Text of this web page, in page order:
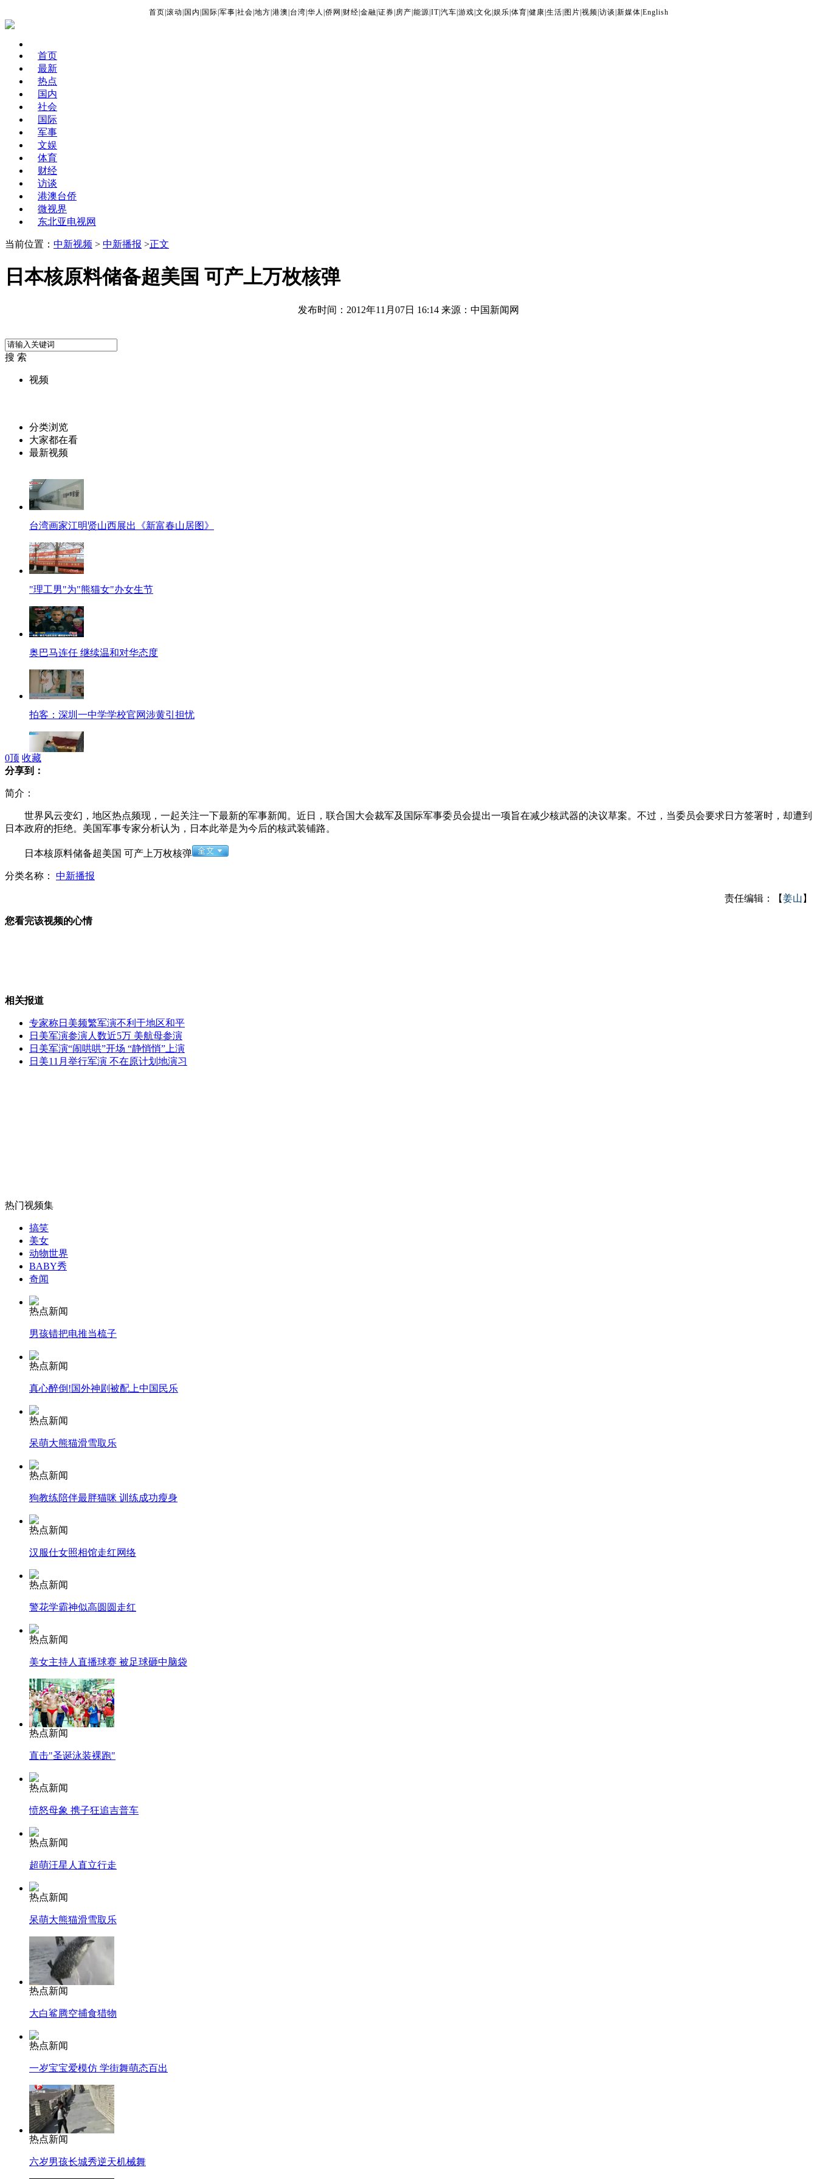
首页 滚动 国内 国际 军事 社会 地方 港澳 台湾 华人 侨网 财经 金融 证券 房产 能源 IT| 汽车 游戏 文化 娱乐 体育 健康 生活 图片 视频 访谈 新媒体 English
首页
最新
热点
国内
社会
国际
军事
文娱
体育
财经
访谈
港澳台侨
微视界
东北亚电视网
当前位置： 中新视频 > 中新播报 >正文
日本核原料储备超美国 可产上万枚核弹
发布时间：2012年11月07日 16:14 来源：中国新闻网
搜 索
视频
分类浏览
大家都在看
最新视频
台湾画家江明贤山西展出《新富春山居图》
"理工男"为"熊猫女"办女生节
奥巴马连任 继续温和对华态度
拍客：深圳一中学学校官网涉黄引担忧
被儿子赶出家 老太露宿楼道啃馒头
拍客：自行车达人一次飞跃四个人
女孩北京地铁殴打老人 痛下狠手拳打脚踢
无痛分娩是否安全 医生回应
外交部：反对强权政治霸凌主义
外交部：有关国家言论片面不公正
安徽一实载49人客车翻车
走！跟着总书记去植树
消防员救轻生者 花炮节热闹非凡 减压"枕头大战"
纽约上演“枕头大战”
司机酒驾遇交警 急速倒车逃窜
0顶 收藏
分享到：
简介：
世界风云变幻，地区热点频现，一起关注一下最新的军事新闻。近日，联合国大会裁军及国际军事委员会提出一项旨在减少核武器的决议草案。不过，当委员会要求日方签署时，却遭到
日本政府的拒绝。美国军事专家分析认为，日本此举是为今后的核武装铺路。
日本核原料储备超美国 可产上万枚核弹
分类名称： 中新播报
责任编辑：【姜山 】
您看完该视频的心情
相关报道
专家称日美频繁军演不利于地区和平
日美军演参演人数近5万 美航母参演
日美军演“闹哄哄”开场 “静悄悄”上演
日美11月举行军演 不在原计划地演习
热门视频集
搞笑
美女
动物世界
BABY秀
奇闻
热点新闻
男孩错把电推当梳子
热点新闻
真心醉倒!国外神剧被配上中国民乐
热点新闻
呆萌大熊猫滑雪取乐
热点新闻
狗教练陪伴最胖猫咪 训练成功瘦身
热点新闻
汉服仕女照相馆走红网络
热点新闻
警花学霸神似高圆圆走红
热点新闻
美女主持人直播球赛 被足球砸中脑袋
热点新闻
直击"圣诞泳装裸跑"
热点新闻
愤怒母象 携子狂追吉普车
热点新闻
超萌汪星人直立行走
热点新闻
呆萌大熊猫滑雪取乐
热点新闻
大白鲨腾空捕食猎物
热点新闻
一岁宝宝爱模仿 学街舞萌态百出
热点新闻
六岁男孩长城秀逆天机械舞